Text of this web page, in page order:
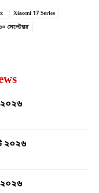
Xiaomi 17 Series
সেপ্টেম্বর
২০২৬